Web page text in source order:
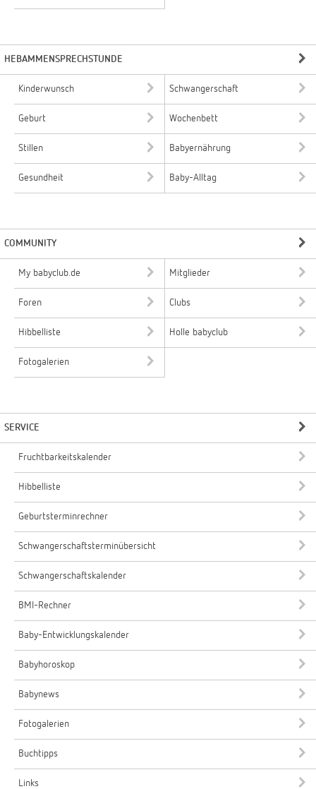
HEBAMMENSPRECHSTUNDE
Kinderwunsch Schwangerschaft
Geburt Wochenbett
Stillen Babyernährung
Gesundheit Baby-Alltag
COMMUNITY
My babyclub.de Mitglieder
Foren Clubs
Hibbelliste Holle babyclub
Fotogalerien
SERVICE
Fruchtbarkeitskalender
Hibbelliste
Geburtsterminrechner
Schwangerschaftsterminübersicht
Schwangerschaftskalender
BMI-Rechner
Baby-Entwicklungskalender
Babyhoroskop
Babynews
Fotogalerien
Buchtipps
Links